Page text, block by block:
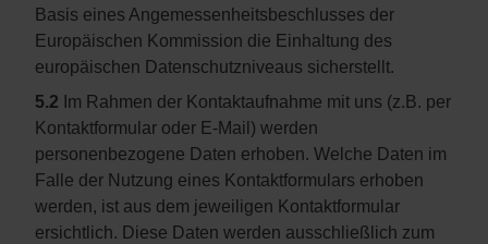
Basis eines Angemessenheitsbeschlusses der
Europäischen Kommission die Einhaltung des
europäischen Datenschutzniveaus sicherstellt.
5.2 Im Rahmen der Kontaktaufnahme mit uns (z.B. per
Kontaktformular oder E-Mail) werden
personenbezogene Daten erhoben. Welche Daten im
Falle der Nutzung eines Kontaktformulars erhoben
werden, ist aus dem jeweiligen Kontaktformular
ersichtlich. Diese Daten werden ausschließlich zum